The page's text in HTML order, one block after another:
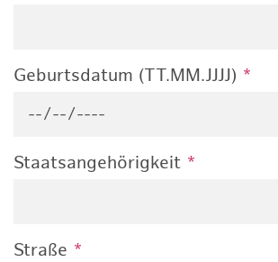
Geburtsdatum (TT.MM.JJJJ) *
Staatsangehörigkeit *
Straße *